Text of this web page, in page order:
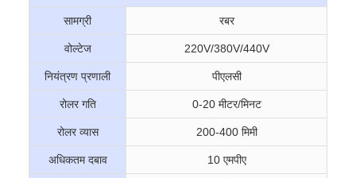
सामग्री रबर
वोल्टेज 220V/380V/440V
नियंत्रण प्रणाली पीएलसी
रोलर गति 0-20 मीटर/मिनट
रोलर व्यास 200-400 मिमी
अधिकतम दबाव 10 एमपीए